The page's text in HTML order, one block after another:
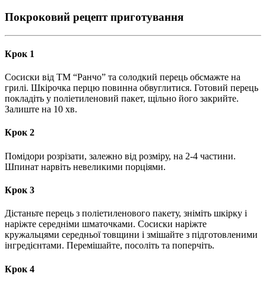
Покроковий рецепт приготування
Крок 1
Сосиски від ТМ “Ранчо” та солодкий перець обсмажте на
грилі. Шкірочка перцю повинна обвуглитися. Готовий перець
покладіть у поліетиленовий пакет, щільно його закрийте.
Залиште на 10 хв.
Крок 2
Помідори розрізати, залежно від розміру, на 2-4 частини.
Шпинат нарвіть невеликими порціями.
Крок 3
Дістаньте перець з поліетиленового пакету, зніміть шкірку і
наріжте середніми шматочками. Сосиски наріжте
кружальцями середньої товщини і змішайте з підготовленими
інгредієнтами. Перемішайте, посоліть та поперчіть.
Крок 4